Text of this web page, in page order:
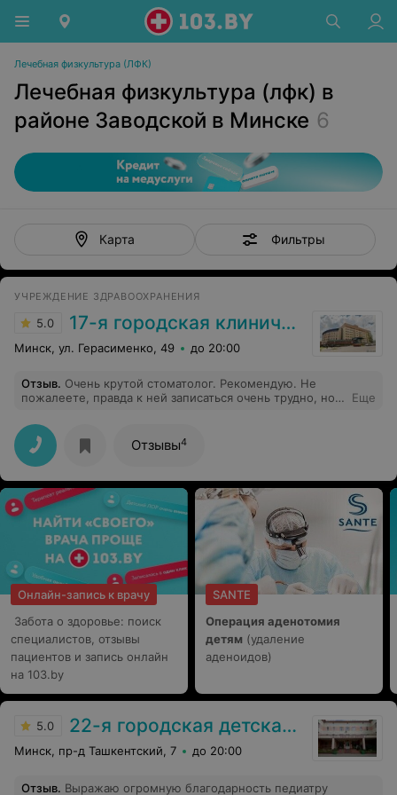
Лечебная физкультура (ЛФК)
Лечебная физкультура (лфк) в
районе Заводской в Минске 6
Карта Фильтры
УЧРЕЖДЕНИЕ ЗДРАВООХРАНЕНИЯ
5.0 17-я городская клиническая поликлиника
Минск, ул. Герасименко, 49 до 20:00
Отзыв. Очень крутой стоматолог. Рекомендую. Не
пожалеете, правда к ней записаться очень трудно, но
Еще
Отзывы4
Онлайн-запись к врачу
Забота о здоровье: поиск
специалистов, отзывы
пациентов и запись онлайн
на 103.by
SANTE
Операция аденотомия
детям (удаление
аденоидов)
5.0 22-я городская детская поликлиника
Минск, пр-д Ташкентский, 7 до 20:00
Отзыв. Выражаю огромную благодарность педиатру